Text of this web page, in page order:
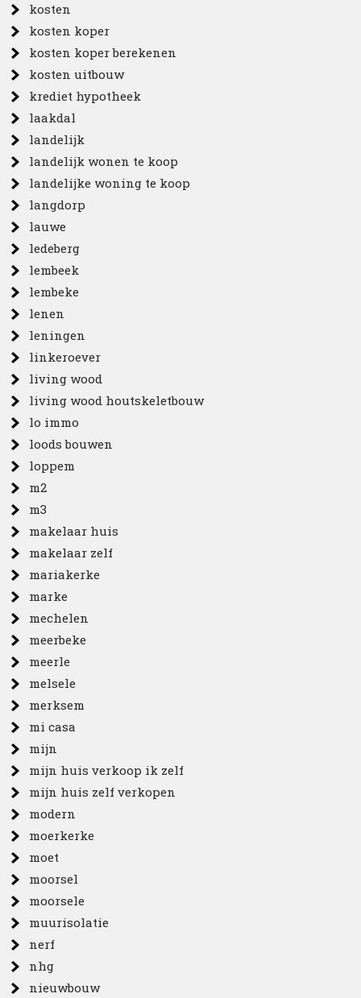
kosten
kosten koper
kosten koper berekenen
kosten uitbouw
krediet hypotheek
laakdal
landelijk
landelijk wonen te koop
landelijke woning te koop
langdorp
lauwe
ledeberg
lembeek
lembeke
lenen
leningen
linkeroever
living wood
living wood houtskeletbouw
lo immo
loods bouwen
loppem
m2
m3
makelaar huis
makelaar zelf
mariakerke
marke
mechelen
meerbeke
meerle
melsele
merksem
mi casa
mijn
mijn huis verkoop ik zelf
mijn huis zelf verkopen
modern
moerkerke
moet
moorsel
moorsele
muurisolatie
nerf
nhg
nieuwbouw